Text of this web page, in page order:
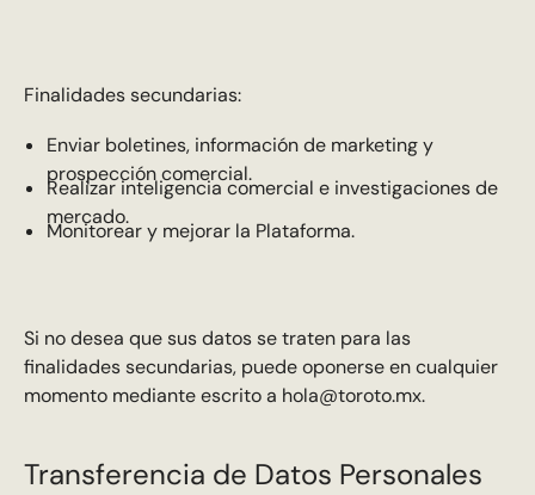
Finalidades secundarias:
Enviar boletines, información de marketing y
prospección comercial.
Realizar inteligencia comercial e investigaciones de
mercado.
Monitorear y mejorar la Plataforma.
Si no desea que sus datos se traten para las
finalidades secundarias, puede oponerse en cualquier
momento mediante escrito a hola@toroto.mx.
Transferencia de Datos Personales